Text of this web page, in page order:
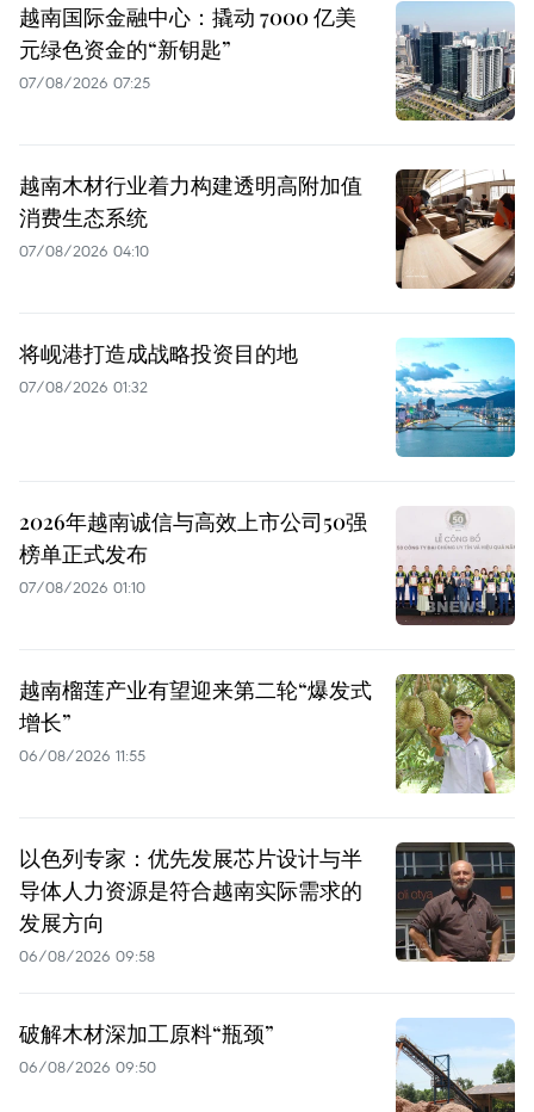
越南国际金融中心：撬动 7000 亿美
元绿色资金的“新钥匙”
07/08/2026 07:25
越南木材行业着力构建透明高附加值
消费生态系统
07/08/2026 04:10
将岘港打造成战略投资目的地
07/08/2026 01:32
2026年越南诚信与高效上市公司50强
榜单正式发布
07/08/2026 01:10
越南榴莲产业有望迎来第二轮“爆发式
增长”
06/08/2026 11:55
以色列专家：优先发展芯片设计与半
导体人力资源是符合越南实际需求的
发展方向
06/08/2026 09:58
破解木材深加工原料“瓶颈”
06/08/2026 09:50